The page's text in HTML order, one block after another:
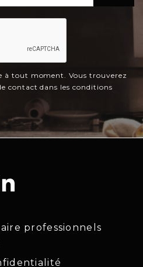
à tout moment. Vous trouverez
contact dans les conditions
professionnels